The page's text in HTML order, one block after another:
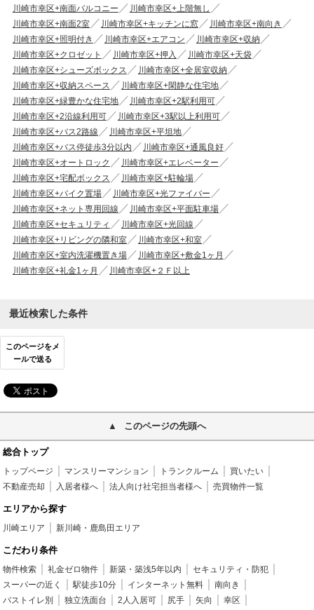
川崎市幸区+南面バルコニー
川崎市幸区+上階無し
川崎市幸区+南面2室
川崎市幸区+キッチンに窓
川崎市幸区+南向き
川崎市幸区+照明付き
川崎市幸区+エアコン
川崎市幸区+収納
川崎市幸区+クロゼット
川崎市幸区+押入
川崎市幸区+天袋
川崎市幸区+シューズボックス
川崎市幸区+全居室収納
川崎市幸区+収納スペース
川崎市幸区+閑静な住宅地
川崎市幸区+緑豊かな住宅地
川崎市幸区+2駅利用可
川崎市幸区+2沿線利用可
川崎市幸区+3駅以上利用可
川崎市幸区+バス2路線
川崎市幸区+平坦地
川崎市幸区+バス停徒歩3分以内
川崎市幸区+通風良好
川崎市幸区+オートロック
川崎市幸区+エレベーター
川崎市幸区+宅配ボックス
川崎市幸区+駐輪場
川崎市幸区+バイク置場
川崎市幸区+光ファイバー
川崎市幸区+ネット専用回線
川崎市幸区+平面駐車場
川崎市幸区+セキュリティ
川崎市幸区+光回線
川崎市幸区+リビングの隣和室
川崎市幸区+和室
川崎市幸区+室内洗濯機置き場
川崎市幸区+敷金1ヶ月
川崎市幸区+礼金1ヶ月
川崎市幸区+２Ｆ以上
最近検索した条件
このページをメ
ールで送る
このページの先頭へ
総合トップ
トップページ マンスリーマンション トランクルーム
買いたい
不動産売却
入居者様へ 法人向け社宅担当者様へ 売買物件一覧
エリアから探す
川崎エリア 新川崎・鹿島田エリア
こだわり条件
物件検索 礼金ゼロ物件 新築・築浅5年以内
セキュリティ・防犯
スーパーの近く
駅徒歩10分 インターネット無料
南向き
バストイレ別
独立洗面台 2人入居可 尻手 矢向
幸区